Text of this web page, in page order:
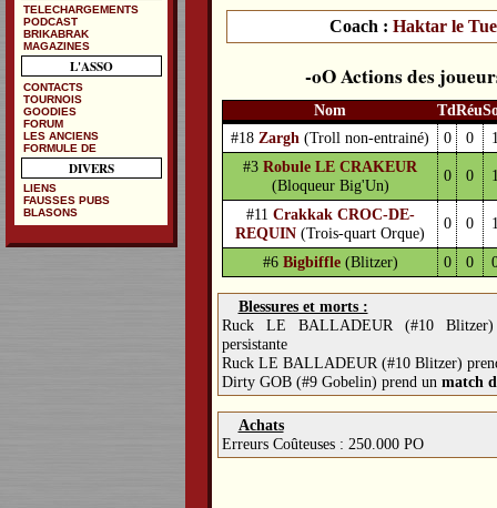
Coach : Haktar le
Actions des
Nom TdRéu
#18 Zargh (Troll non-entrainé) 0 0
#3Robule LE CRAKEUR
(Bloqueur Big'Un)
0 0
#11 Crakkak CROC-DE-
REQUIN (Trois-quart Orque)
0 0
#6 Bigbiffle (Blitzer) 0 0
Blessures et morts :
Ruck LE BALLADEUR (#10
persistante
Ruck LE BALLADEUR (#10 Blitzer)
Dirty GOB (#9 Gobelin) prend unmatch
Achats
Erreurs Coûteuses : 250.000 PO
TELECHARGEMENTS
PODCAST
BRIKABRAK
MAGAZINES
L'ASSO
CONTACTS
TOURNOIS
GOODIES
FORUM
LES ANCIENS
FORMULE DE
DIVERS
LIENS
FAUSSES PUBS
BLASONS